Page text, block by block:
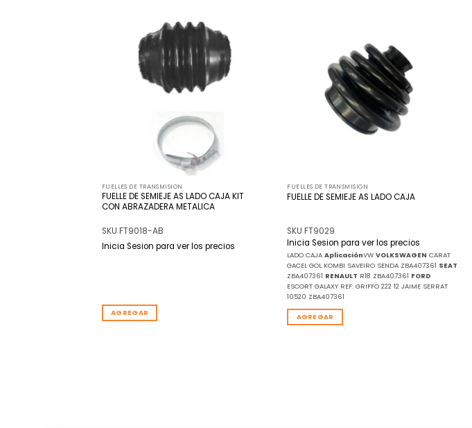
FUELLES DE TRANSMISION
FUELLE DE SEMIEJE AS LADO CAJA KIT
CON ABRAZADERA METALICA
SKU FT9018-AB
Inicia Sesion para ver los precios
AGREGAR
FUELLES DE TRANSMISION
FUELLE DE SEMIEJE AS LADO CAJA
SKU FT9029
Inicia Sesion para ver los precios
LADO CAJAAplicaciónVWVOLKSWAGEN CARAT
GACEL GOL KOMBI SAVEIRO SENDA ZBA407361 SEAT
ZBA407361 RENAULT R18 ZBA407361 FORD
ESCORT GALAXY REF: GRIFFO 222 12 JAIME SERRAT
10520 ZBA407361
AGREGAR